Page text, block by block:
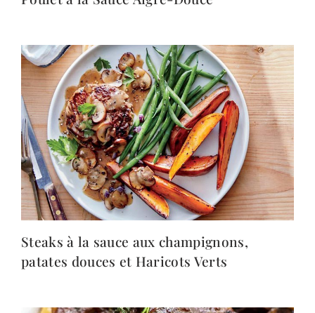
Steaks à la sauce aux champignons,
patates douces et Haricots Verts